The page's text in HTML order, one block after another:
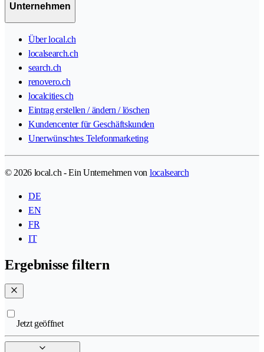
Unternehmen
Über local.ch
localsearch.ch
search.ch
renovero.ch
localcities.ch
Eintrag erstellen / ändern / löschen
Kundencenter für Geschäftskunden
Unerwünschtes Telefonmarketing
© 2026 local.ch - Ein Unternehmen von localsearch
DE
EN
FR
IT
Ergebnisse filtern
Jetzt geöffnet